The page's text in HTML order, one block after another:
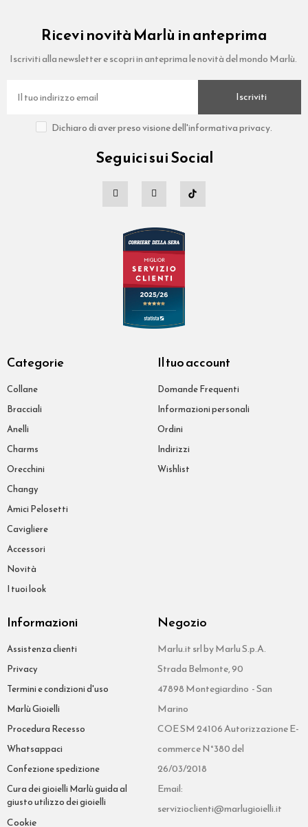
Ricevi novità Marlù in anteprima
Iscriviti alla newsletter e scopri in anteprima le novità del mondo Marlù.
Iscriviti
Dichiaro di aver preso visione dell'informativa privacy.
Seguici sui Social
Categorie
Collane
Bracciali
Anelli
Charms
Orecchini
Changy
Amici Pelosetti
Cavigliere
Accessori
Novità
I tuoi look
Il tuo account
Domande Frequenti
Informazioni personali
Ordini
Indirizzi
Wishlist
Informazioni
Assistenza clienti
Privacy
Termini e condizioni d'uso
Marlù Gioielli
Procedura Recesso
Whatsappaci
Confezione spedizione
Cura dei gioielli Marlù guida al
giusto utilizzo dei gioielli
Cookie
Negozio
Marlu.it srl by Marlu S.p.A.
Strada Belmonte, 90
47898 Montegiardino - San
Marino
COE SM 24106 Autorizzazione E-
commerce N°380 del
26/03/2018
Email:
servizioclienti@marlugioielli.it